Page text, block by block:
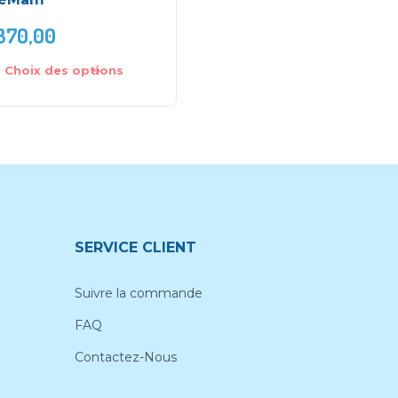
Choix des options
SERVICE CLIENT
Suivre la commande
FAQ
Contactez-Nous